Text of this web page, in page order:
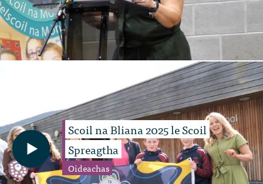
Scoil na Bliana 2025 le Scoil
Spreagtha
Oideachas